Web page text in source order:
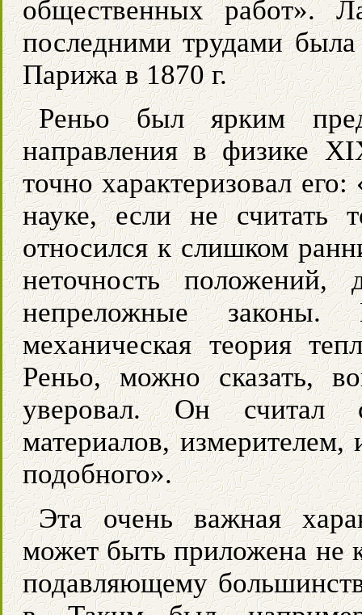
общественных работ».
последними трудами
Парижа в 1870 г.
Реньо был ярким
направления в физике
точно характеризовал
науке, если не считать
относился к слишком
неточность
непреложные
механическая теория
Реньо, можно сказать,
уверовал. Он считал
материалов,
подобного».
Эта очень важная
может быть приложена не
подавляющему